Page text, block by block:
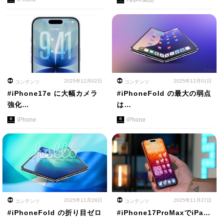
コンテンツ 2025年12月02日
#iPhone17e に大幅カメラ
強化…
iPhone
コンテンツ 2025年12月01日
#iPhoneFold の最大の弱点
は…
iPhone
コンテンツ 2025年11月28日
#iPhoneFold の折り目ゼロ
コンテンツ 2025年11月27日
#iPhone17ProMaxでiPa…